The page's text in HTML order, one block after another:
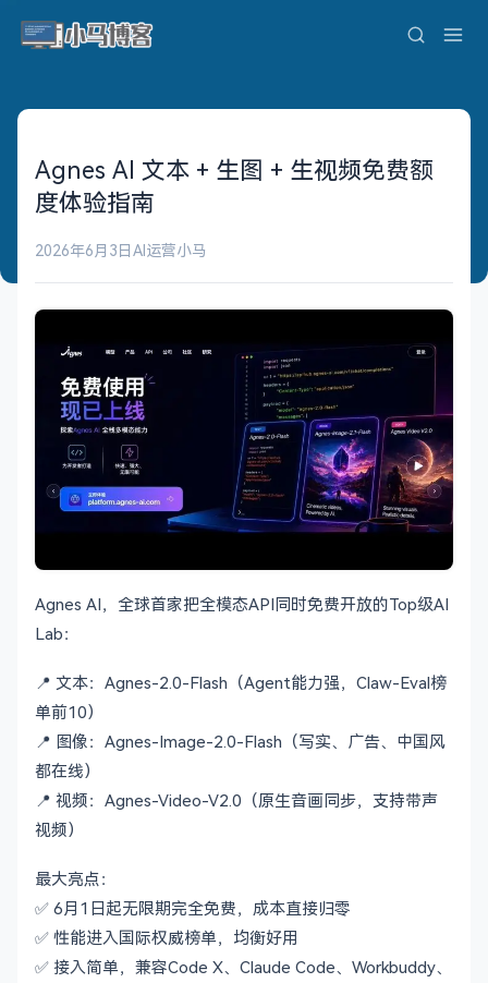
Agnes AI 文本 + 生图 + 生视频免费额
度体验指南
2026年6月3日AI运营小马
Agnes AI，全球首家把全模态API同时免费开放的Top级AI
Lab：
📍 文本：Agnes-2.0-Flash（Agent能力强，Claw-Eval榜
单前10）
📍 图像：Agnes-Image-2.0-Flash（写实、广告、中国风
都在线）
📍 视频：Agnes-Video-V2.0（原生音画同步，支持带声
视频）
最大亮点：
✅ 6月1日起无限期完全免费，成本直接归零
✅ 性能进入国际权威榜单，均衡好用
✅ 接入简单，兼容Code X、Claude Code、Workbuddy、